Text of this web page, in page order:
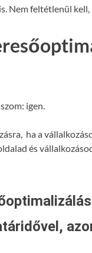
Nem feltétlenül kell,
igen.
ha a
és